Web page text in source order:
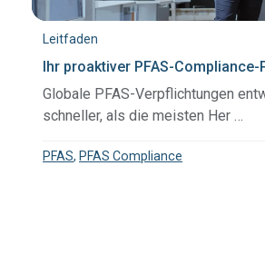
Leitfaden
Ihr proaktiver PFAS-Compliance-
Globale PFAS-Verpflichtungen
schneller, als die meisten Her …
PFAS,PFAS Compliance